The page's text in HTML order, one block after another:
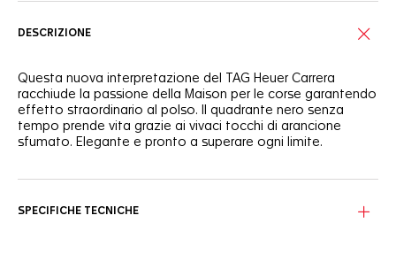
DESCRIZIONE
Questa nuova interpretazione del TAG Heuer Carrera
racchiude la passione della Maison per le corse garantendo
effetto straordinario al polso. Il quadrante nero senza
tempo prende vita grazie ai vivaci tocchi di arancione
sfumato. Elegante e pronto a superare ogni limite.
anello arancione sfumato lungo il rehaut.
SPECIFICHE TECNICHE